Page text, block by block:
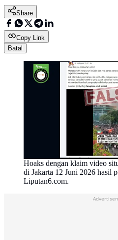
Share
Copy Link
Batal
Hoaks dengan klaim video
di Jakarta 12 Juni 2026 hasil
Liputan6.com.